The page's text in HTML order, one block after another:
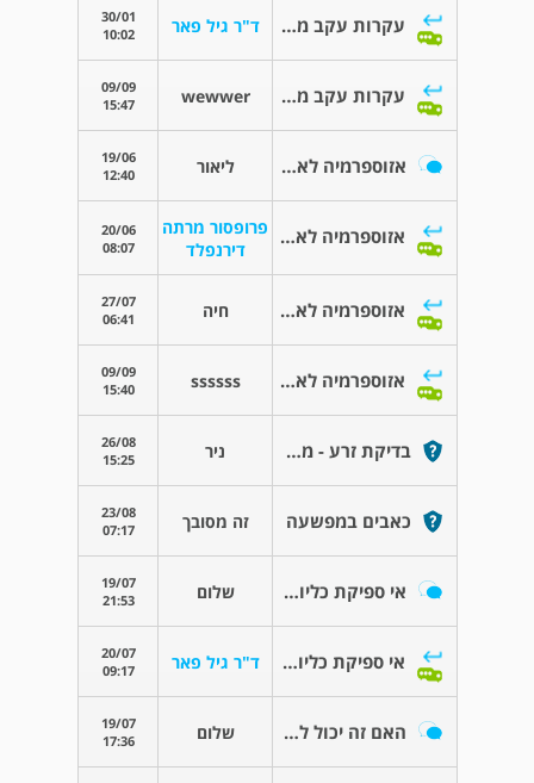
עקרות עקב מחלה גנטית ד"ר גיל פאר
30/01
10:02
עקרות עקב מחלה גנטית wewwer
09/09
15:47
אזוספרמיה לא חסימתית ליאור
19/06
12:40
אזוספרמיה לא חסימתית
פרופסור מרתה
דירנפלד
20/06
08:07
אזוספרמיה לא חסימתית חיה
27/07
06:41
אזוספרמיה לא חסימתית ssssss
09/09
15:40
בדיקת זרע - משמעות תוצאות ניר
26/08
15:25
כאבים במפשעה זה מסובך
23/08
07:17
אי ספיקת כליות ופוריות שלום
19/07
21:53
אי ספיקת כליות ופוריות ד"ר גיל פאר
20/07
09:17
האם זה יכול לגרום לבעיות פוריות שלום
19/07
17:36